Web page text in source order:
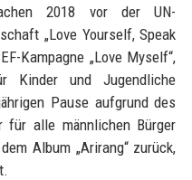
2018 vor der UN-
„Love Yourself, Speak
Kampagne „Love Myself“,
Kinder und Jugendliche
Pause aufgrund des
für alle männlichen Bürger
Album „Arirang“ zurück,